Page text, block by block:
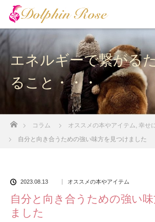
エネルギーで繋がる
ること・・・
コラム オススメの本やアイテム 幸せ
自分と向き合うための強い味方を見つけました
2023.08.13 オススメの本やアイテム
自分と向き合うための強い
ました